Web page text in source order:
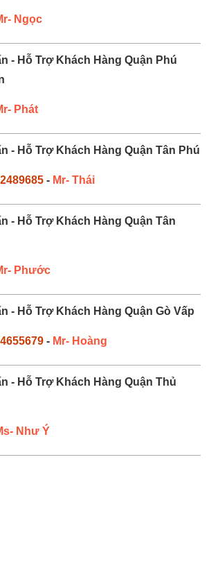
Ngọc
- Hỗ Trợ Khách Hàng Quận Phú
Phát
- Hỗ Trợ Khách Hàng Quận Tân Phú
- Mr- Thái
- Hỗ Trợ Khách Hàng Quận Tân
Phước
- Hỗ Trợ Khách Hàng Quận Gò Vấp
- Mr- Hoàng
- Hỗ Trợ Khách Hàng Quận Thủ
Như Ý